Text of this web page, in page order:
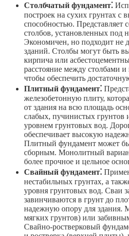
Столбчатый фундамент⁚
построек на сухих грунтах с
способностью. Представляет
столбов, установленных под
Экономичен, но подходит не
зданий. Столбы могут быть
кирпича или
расстояние между столбами
чтобы обеспечить
Плитный фундамент⁚
железобетонную плиту,
от здания на всю площадь
слабых, пучинистых грунтов
уровнем грунтовых вод.
обеспечивает высокую
Плитный фундамент может
сборным. Монолитный
более прочное и цельное
Свайный фундамент⁚
нестабильных грунтах, а
уровня грунтовых вод. Сваи
завинчиваются в грунт до
надежную опору для здания.
мягких грунтов) или
Свайно-ростверковый